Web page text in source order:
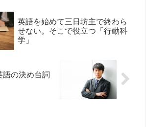
英語を始めて三日坊主で終わら
せない。そこで役立つ「行動科
学」
語の決め台詞